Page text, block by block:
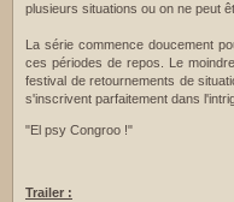
plusieurs situations ou on ne peut
La série commence doucement
ces périodes de repos. Le
festival de retournements de
s'inscrivent parfaitement dans
"El psy Congroo !"
Trailer :